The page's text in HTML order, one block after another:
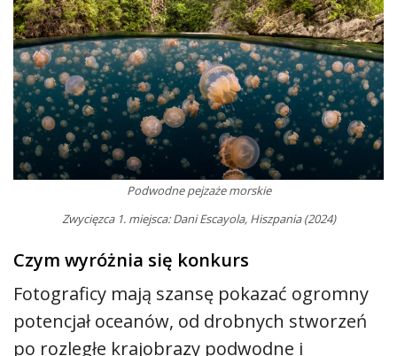
Podwodne pejzaże morskie
Zwycięzca 1. miejsca: Dani Escayola, Hiszpania (2024)
Czym wyróżnia się konkurs
Fotograficy mają szansę pokazać ogromny
potencjał oceanów, od drobnych stworzeń
po rozległe krajobrazy podwodne i